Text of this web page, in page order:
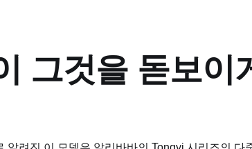
그것을 돋보이